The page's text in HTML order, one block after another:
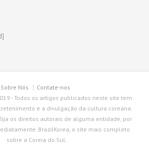
Sobre Nós
Contate-nos
- Todos os artigos publicados neste site tem
e a divulgação da cultura coreana.
os direitos autorais de alguma entidade, por
BrazilKorea, o site mais completo
sobre a Coreia do Sul.